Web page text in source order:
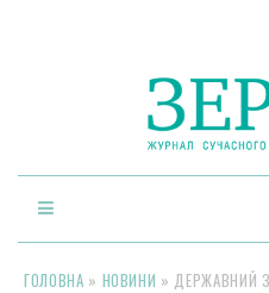
ГОЛОВНА » НОВИНИ » ДЕРЖАВНИЙ